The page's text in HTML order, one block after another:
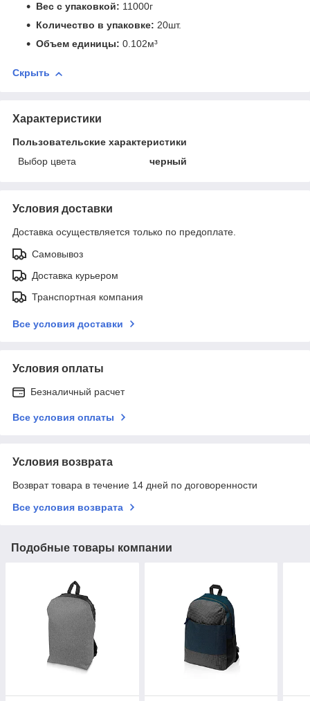
Вес с упаковкой: 11000г
Количество в упаковке: 20шт.
Объем единицы: 0.102м³
Скрыть
Характеристики
Пользовательские характеристики
Выбор цвета
черный
Условия доставки
Доставка осуществляется только по предоплате.
Самовывоз
Доставка курьером
Транспортная компания
Все условия доставки
Условия оплаты
Безналичный расчет
Все условия оплаты
Условия возврата
Возврат товара в течение 14 дней по договоренности
Все условия возврата
Подобные товары компании